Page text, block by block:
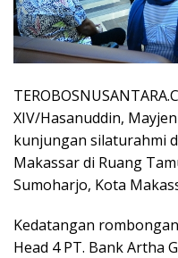
XIV/Hasanuddin,
kunjungan silaturahmi
Makassar di Ruang
Sumoharjo, Kota
Kedatangan
Head 4 PT. Bank Artha